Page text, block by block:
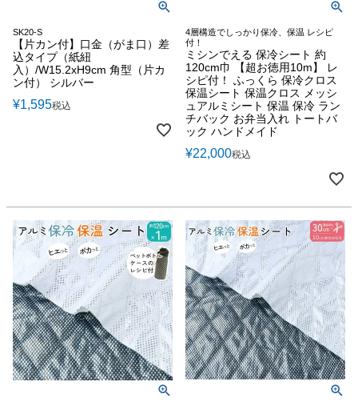
SK20-S
【片カン付】口金（がま口）差
込タイプ（紙紐
入）/W15.2xH9cm 角型（片カ
ン付） シルバー
¥1,595税込
4層構造でしっかり保冷、保温 レシピ
付！
ミシンでえる 保冷シート 約
120cm巾 【超お徳用10m】 レ
シピ付！ ふっくら 保冷クロス
保温シート 保温クロス メッシ
ュアルミシート 保温 保冷 ラン
チバック お弁当入れ トートバ
ック ハンドメイド
¥22,000税込